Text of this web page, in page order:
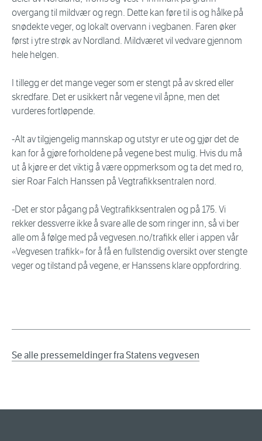
overgang til mildvær og regn. Dette kan føre til is og hålke på
snødekte veger, og lokalt overvann i vegbanen. Faren øker
først i ytre strøk av Nordland. Mildværet vil vedvare gjennom
hele helgen.
I tillegg er det mange veger som er stengt på av skred eller
skredfare. Det er usikkert når vegene vil åpne, men det
vurderes fortløpende.
-Alt av tilgjengelig mannskap og utstyr er ute og gjør det de
kan for å gjøre forholdene på vegene best mulig. Hvis du må
ut å kjøre er det viktig å være oppmerksom og ta det med ro,
sier Roar Falch Hanssen på Vegtrafikksentralen nord.
-Det er stor pågang på Vegtrafikksentralen og på 175. Vi
rekker dessverre ikke å svare alle de som ringer inn, så vi ber
alle om å følge med på vegvesen.no/trafikk eller i appen vår
«Vegvesen trafikk» for å få en fullstendig oversikt over stengte
veger og tilstand på vegene, er Hanssens klare oppfordring.
Se alle pressemeldinger fra Statens vegvesen